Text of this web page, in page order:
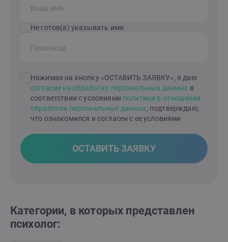
Ваше имя
Не готов(а) указывать имя
Промокод
Нажимая на кнопку «ОСТАВИТЬ ЗАЯВКУ», я даю
согласие на обработку персональных данных в
соответствии с условиями политики в отношении
обработки персональных данных, подтверждаю,
что ознакомился и согласен с ее условиями
ОСТАВИТЬ ЗАЯВКУ
Категории, в которых представлен
психолог: